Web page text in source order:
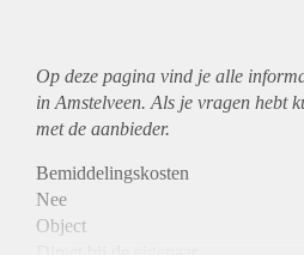
Op deze pagina vind je alle
in Amstelveen. Als je vragen hebt
met de aanbieder.
Bemiddelingskosten
Nee
Object